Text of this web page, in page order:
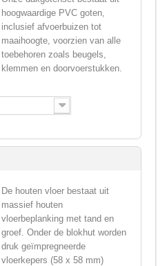
hoogwaardige PVC goten,
inclusief afvoerbuizen tot
maaihoogte, voorzien van alle
toebehoren zoals beugels,
klemmen en doorvoerstukken.
De houten vloer bestaat uit
massief houten
vloerbeplanking met tand en
groef. Onder de blokhut worden
druk geïmpregneerde
vloerkepers (58 x 58 mm)